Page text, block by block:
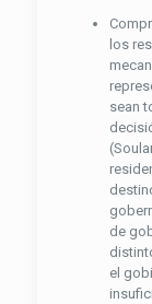
los
sean
de
el